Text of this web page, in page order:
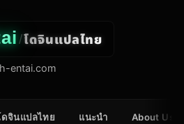
/โดจินแปลไทย
h-entai.com
ดจินแปลไทย แนะนำ About Us